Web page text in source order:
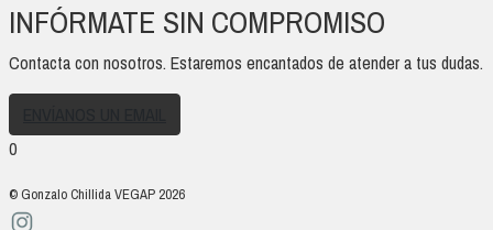
INFÓRMATE SIN COMPROMISO
Contacta con nosotros. Estaremos encantados de atender a tus dudas.
0
© Gonzalo Chillida VEGAP 2026